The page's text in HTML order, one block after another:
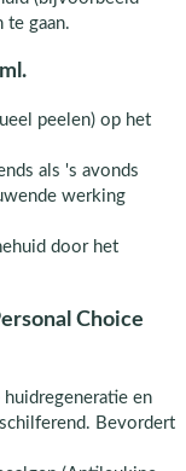
te gaan.
peelen) op het
als 's avonds
werking
door het
Choice
en
Bevordert